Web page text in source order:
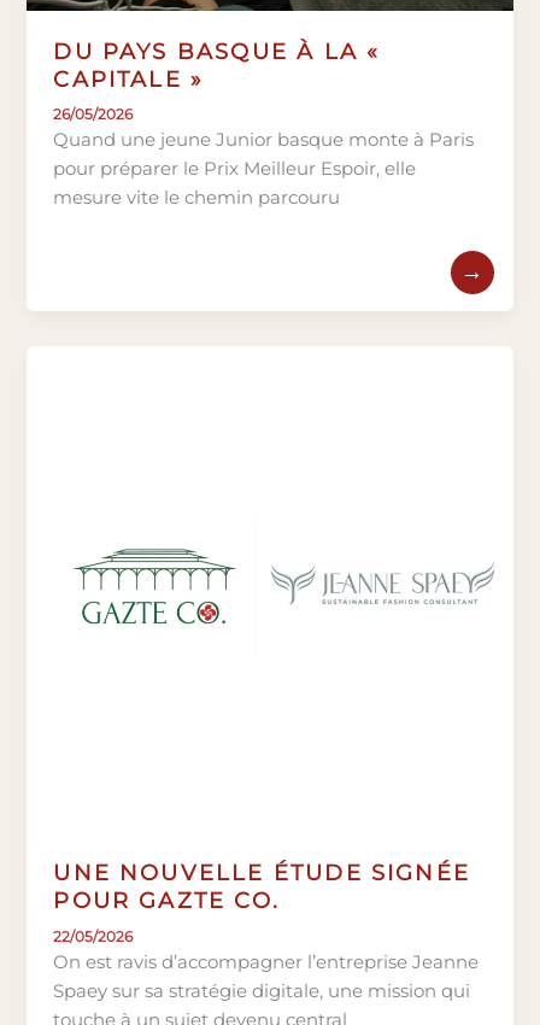
DU PAYS BASQUE À LA «
CAPITALE »
26/05/2026
Quand une jeune Junior basque monte à Paris
pour préparer le Prix Meilleur Espoir, elle
mesure vite le chemin parcouru
→
UNE NOUVELLE ÉTUDE SIGNÉE
POUR GAZTE CO.
22/05/2026
On est ravis d’accompagner l’entreprise Jeanne
Spaey sur sa stratégie digitale, une mission qui
touche à un sujet devenu central